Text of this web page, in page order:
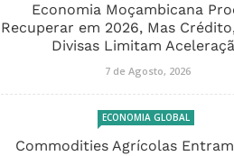
Economia Moçambicana
Recuperar em 2026, Mas
Divisas Limitam
7 de Agosto, 2026
ECONOMIA GLOBAL
Commodities Agrícolas